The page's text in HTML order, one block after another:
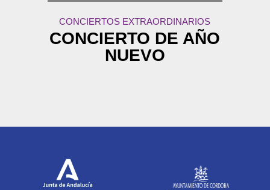
CONCIERTOS EXTRAORDINARIOS
CONCIERTO DE AÑO
NUEVO